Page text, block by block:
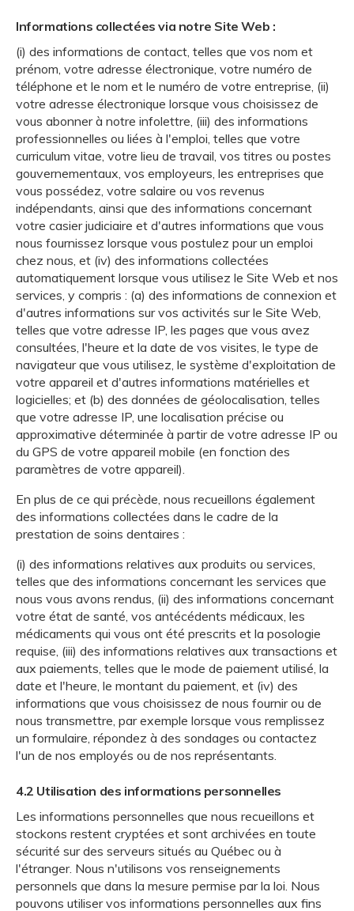
Informations collectées via notre Site Web :
(i) des informations de contact, telles que vos nom et
prénom, votre adresse électronique, votre numéro de
téléphone et le nom et le numéro de votre entreprise, (ii)
votre adresse électronique lorsque vous choisissez de
vous abonner à notre infolettre, (iii) des informations
professionnelles ou liées à l'emploi, telles que votre
curriculum vitae, votre lieu de travail, vos titres ou postes
gouvernementaux, vos employeurs, les entreprises que
vous possédez, votre salaire ou vos revenus
indépendants, ainsi que des informations concernant
votre casier judiciaire et d'autres informations que vous
nous fournissez lorsque vous postulez pour un emploi
chez nous, et (iv) des informations collectées
automatiquement lorsque vous utilisez le Site Web et nos
services, y compris : (a) des informations de connexion et
d'autres informations sur vos activités sur le Site Web,
telles que votre adresse IP, les pages que vous avez
consultées, l'heure et la date de vos visites, le type de
navigateur que vous utilisez, le système d'exploitation de
votre appareil et d'autres informations matérielles et
logicielles; et (b) des données de géolocalisation, telles
que votre adresse IP, une localisation précise ou
approximative déterminée à partir de votre adresse IP ou
du GPS de votre appareil mobile (en fonction des
paramètres de votre appareil).
En plus de ce qui précède, nous recueillons également
des informations collectées dans le cadre de la
prestation de soins dentaires :
(i) des informations relatives aux produits ou services,
telles que des informations concernant les services que
nous vous avons rendus, (ii) des informations concernant
votre état de santé, vos antécédents médicaux, les
médicaments qui vous ont été prescrits et la posologie
requise, (iii) des informations relatives aux transactions et
aux paiements, telles que le mode de paiement utilisé, la
date et l'heure, le montant du paiement, et (iv) des
informations que vous choisissez de nous fournir ou de
nous transmettre, par exemple lorsque vous remplissez
un formulaire, répondez à des sondages ou contactez
l'un de nos employés ou de nos représentants.
4.2 Utilisation des informations personnelles
Les informations personnelles que nous recueillons et
stockons restent cryptées et sont archivées en toute
sécurité sur des serveurs situés au Québec ou à
l'étranger. Nous n'utilisons vos renseignements
personnels que dans la mesure permise par la loi. Nous
pouvons utiliser vos informations personnelles aux fins